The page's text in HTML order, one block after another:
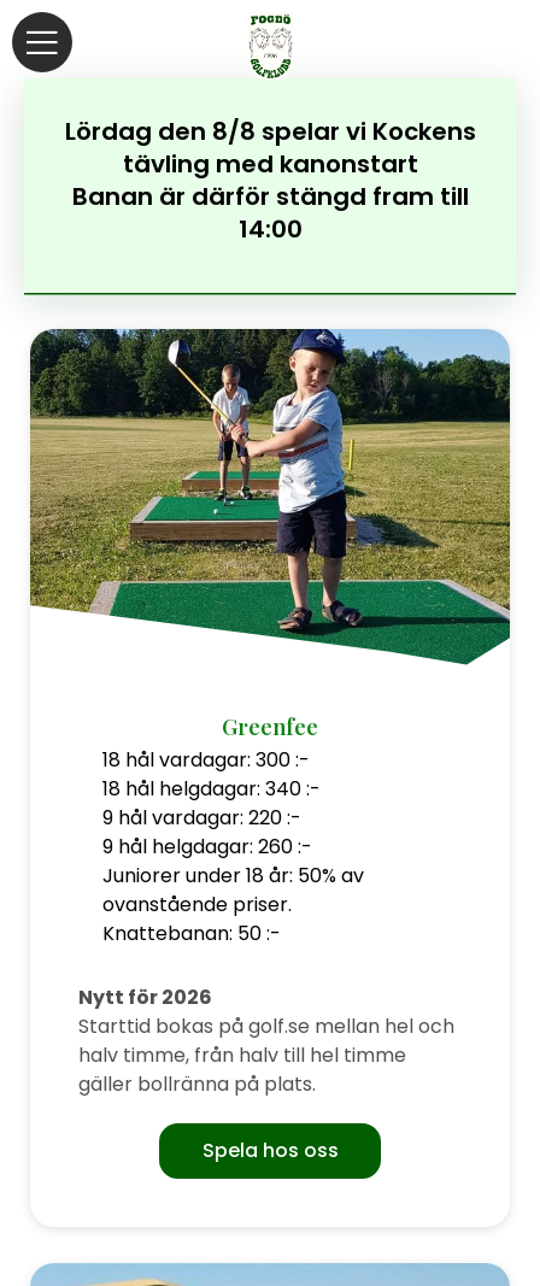
Lördag den 8/8 spelar vi Kockens
tävling med kanonstart
Banan är därför stängd fram till
14:00
Greenfee
18 hål vardagar: 300 :-
18 hål helgdagar: 340 :-
9 hål vardagar: 220 :-
9 hål helgdagar: 260 :-
Juniorer under 18 år: 50% av
ovanstående priser.
Knattebanan: 50 :-
Nytt för 2026
Starttid bokas på golf.se mellan hel och
halv timme, från halv till hel timme
gäller bollränna på plats.
Spela hos oss